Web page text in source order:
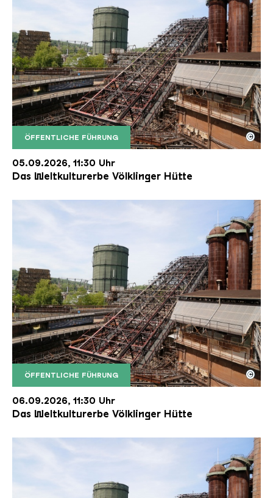
ÖFFENTLICHE FÜHRUNG
Der Erzschrägaufzug der Völklinger Hütte mit
Copyright: Weltkulturerbe Völklinger Hütte | Karl
©
05.09.2026, 11:30 Uhr
Das Weltkulturerbe Völklinger Hütte
ÖFFENTLICHE FÜHRUNG
Der Erzschrägaufzug der Völklinger Hütte mit
Copyright: Weltkulturerbe Völklinger Hütte | Karl
©
06.09.2026, 11:30 Uhr
Das Weltkulturerbe Völklinger Hütte